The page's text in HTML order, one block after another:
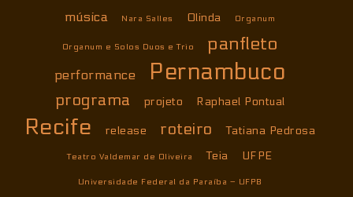
música Nara Salles Olinda Organum
Organum e Solos Duos e Trio panfleto
performance Pernambuco
programa projeto Raphael Pontual
Recife release roteiro Tatiana Pedrosa
Teatro Valdemar de Oliveira Teia UFPE
Universidade Federal da Paraíba – UFPB